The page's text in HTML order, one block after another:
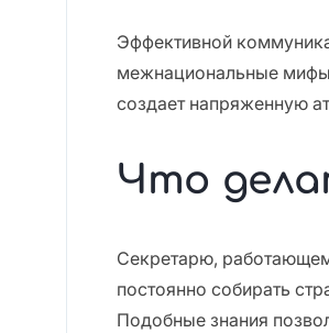
Эффективной
межнациональные
создает напряженную
Что
Секретарю,
постоянно собирать
Подобные знания